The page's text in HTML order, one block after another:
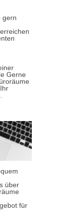
gern
Gerne
über
für